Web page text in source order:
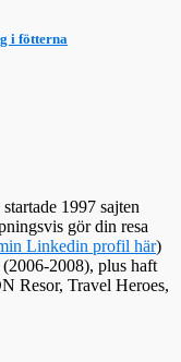
i fötterna
1997 sajten
gör din resa
Linkedin profil här)
(2006-2008), plus haft
Resor, Travel Heroes,